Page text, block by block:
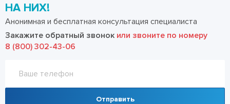
НА НИХ!
Анонимная и бесплатная консультация специалиста
Закажите обратный звонок или звоните по номеру
8 (800) 302-43-06
Отправить